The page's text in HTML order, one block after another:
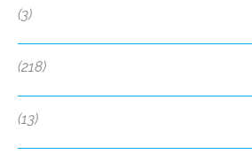
(3)
(218)
(13)